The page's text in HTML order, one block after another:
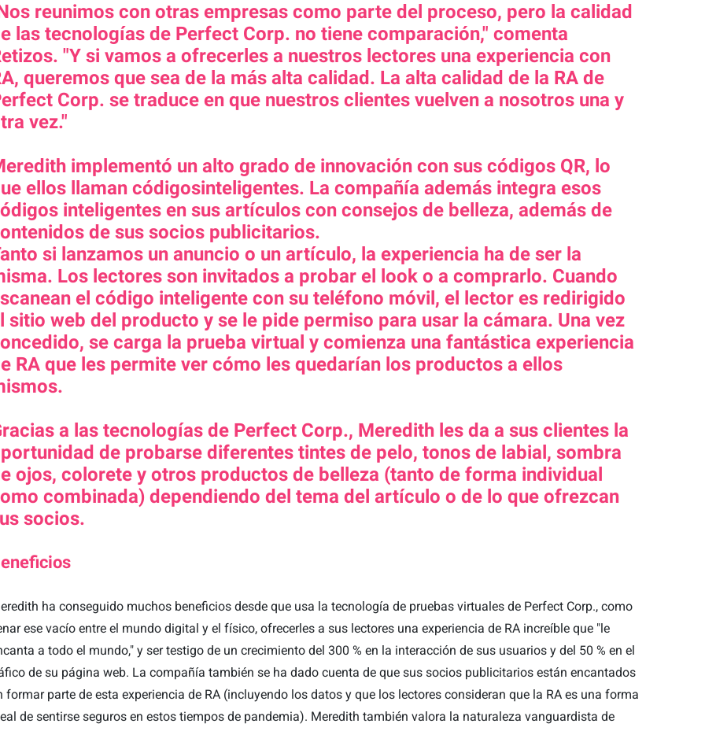
reunimos con otras empresas como parte del proceso, pero la calidad
las tecnologías de Perfect Corp. no tiene comparación," comenta
"Y si vamos a ofrecerles a nuestros lectores una experiencia con
queremos que sea de la más alta calidad. La alta calidad de la RA de
Corp. se traduce en que nuestros clientes vuelven a nosotros una y
vez."
implementó un alto grado de innovación con sus códigos QR, lo
ellos llaman códigosinteligentes. La compañía además integra esos
inteligentes en sus artículos con consejos de belleza, además de
de sus socios publicitarios.
si lanzamos un anuncio o un artículo, la experiencia ha de ser la
Los lectores son invitados a probar el look o a comprarlo. Cuando
el código inteligente con su teléfono móvil, el lector es redirigido
sitio web del producto y se le pide permiso para usar la cámara. Una vez
se carga la prueba virtual y comienza una fantástica experiencia
RA que les permite ver cómo les quedarían los productos a ellos
a las tecnologías de Perfect Corp., Meredith les da a sus clientes la
de probarse diferentes tintes de pelo, tonos de labial, sombra
ojos, colorete y otros productos de belleza (tanto de forma individual
combinada) dependiendo del tema del artículo o de lo que ofrezcan
socios.
ha conseguido muchos beneficios desde que usa la tecnología de pruebas virtuales de Perfect Corp., como
ese vacío entre el mundo digital y el físico, ofrecerles a sus lectores una experiencia de RA increíble que "le
a todo el mundo," y ser testigo de un crecimiento del 300 % en la interacción de sus usuarios y del 50 % en el
de su página web. La compañía también se ha dado cuenta de que sus socios publicitarios están encantados
formar parte de esta experiencia de RA (incluyendo los datos y que los lectores consideran que la RA es una forma
de sentirse seguros en estos tiempos de pandemia). Meredith también valora la naturaleza vanguardista de